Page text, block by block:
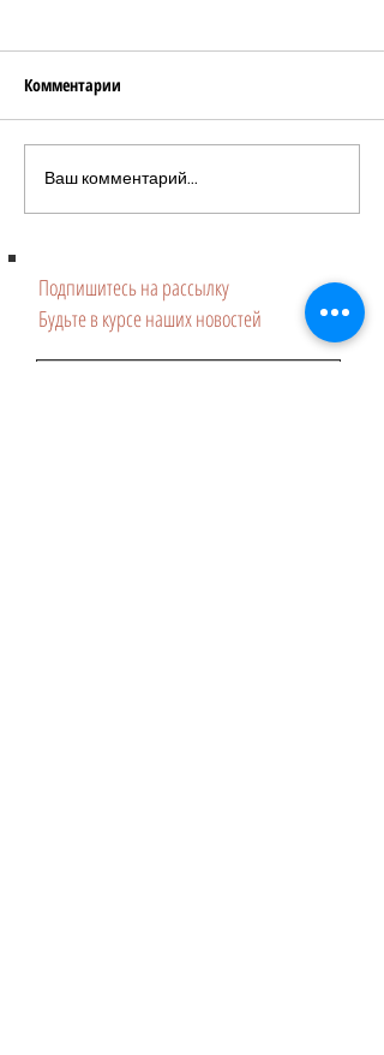
Баунти десерт ПП
Комментарии
Ваш комментарий...
Подпишитесь на рассылку
Будьте в курсе наших новостей